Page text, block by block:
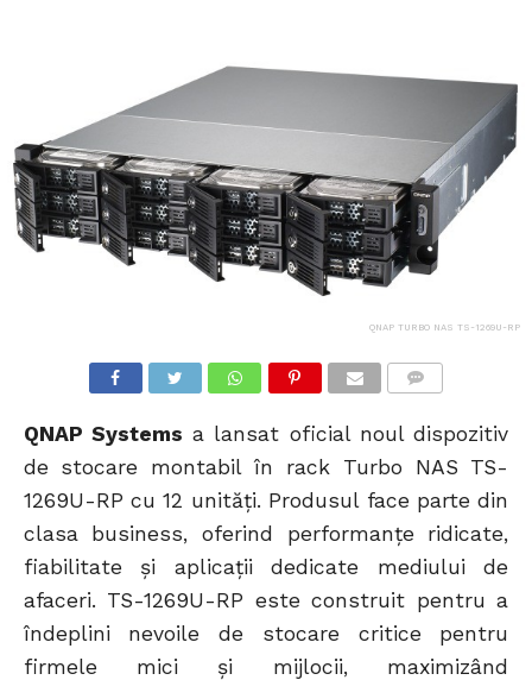
QNAP TURBO NAS TS-1269U-RP
QNAP Systems a lansat oficial noul dispozitiv
de stocare montabil în rack Turbo NAS TS-
1269U-RP cu 12 unități. Produsul face parte din
clasa business, oferind performanțe ridicate,
fiabilitate și aplicații dedicate mediului de
afaceri. TS-1269U-RP este construit pentru a
îndeplini nevoile de stocare critice pentru
firmele mici și mijlocii, maximizând